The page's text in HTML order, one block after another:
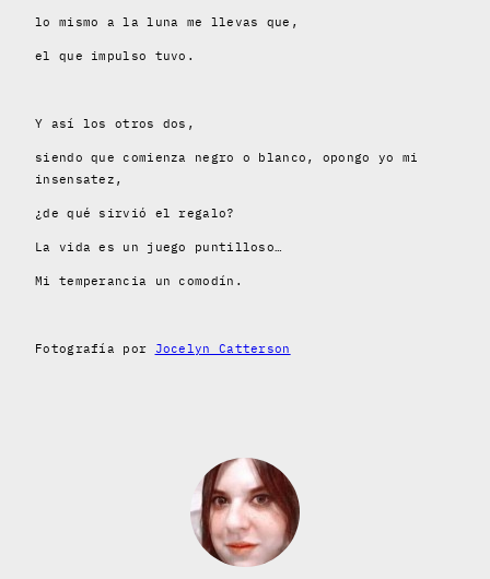
lo mismo a la luna me llevas que,
el que impulso tuvo.
Y así los otros dos,
siendo que comienza negro o blanco, opongo yo mi
insensatez,
¿de qué sirvió el regalo?
La vida es un juego puntilloso…
Mi temperancia un comodín.
Fotografía por Jocelyn Catterson